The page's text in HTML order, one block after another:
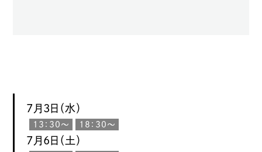
7月3日（水）
13：30〜 18：30〜
7月6日（土）